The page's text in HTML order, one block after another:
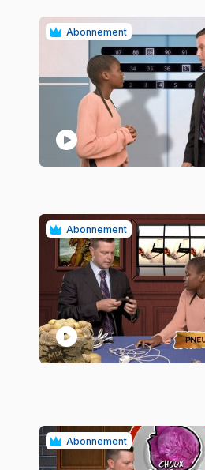
Abonnement
play_circle
Abonnement
play_circle
Abonnement